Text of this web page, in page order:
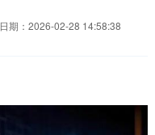
日期：2026-02-28 14:58:38